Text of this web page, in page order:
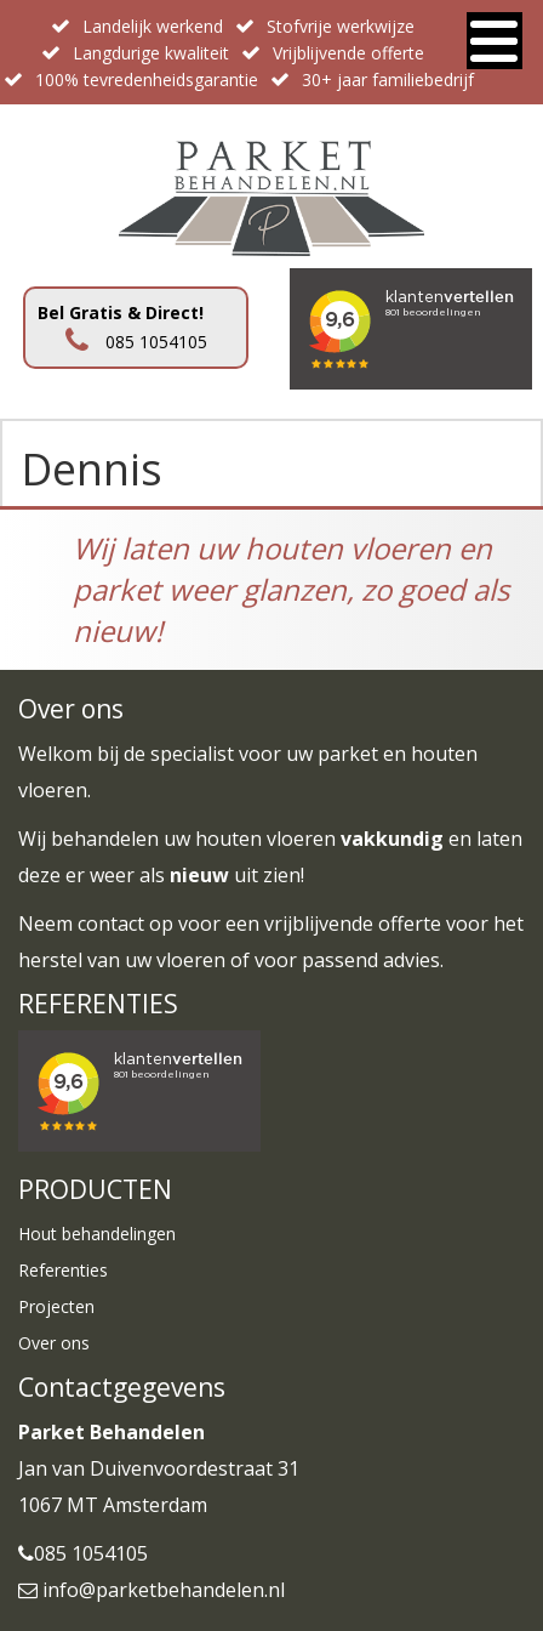
Landelijk werkend
Stofvrije werkwijze
Langdurige kwaliteit
Vrijblijvende offerte
100% tevredenheidsgarantie
30+ jaar familiebedrijf
Bel Gratis & Direct!
085 1054105
Dennis
Wij laten uw houten vloeren en
parket weer glanzen, zo goed als
nieuw!
Over ons
Welkom bij de specialist voor uw parket en houten
vloeren.
Wij behandelen uw houten vloeren vakkundig en laten
deze er weer als nieuw uit zien!
Neem contactop voor een vrijblijvende offerte voor het
herstel van uw vloeren of voor passend advies.
REFERENTIES
PRODUCTEN
Hout behandelingen
Referenties
Projecten
Over ons
Contactgegevens
Parket Behandelen
Jan van Duivenvoordestraat 31
1067 MT Amsterdam
085 1054105
info@parketbehandelen.nl